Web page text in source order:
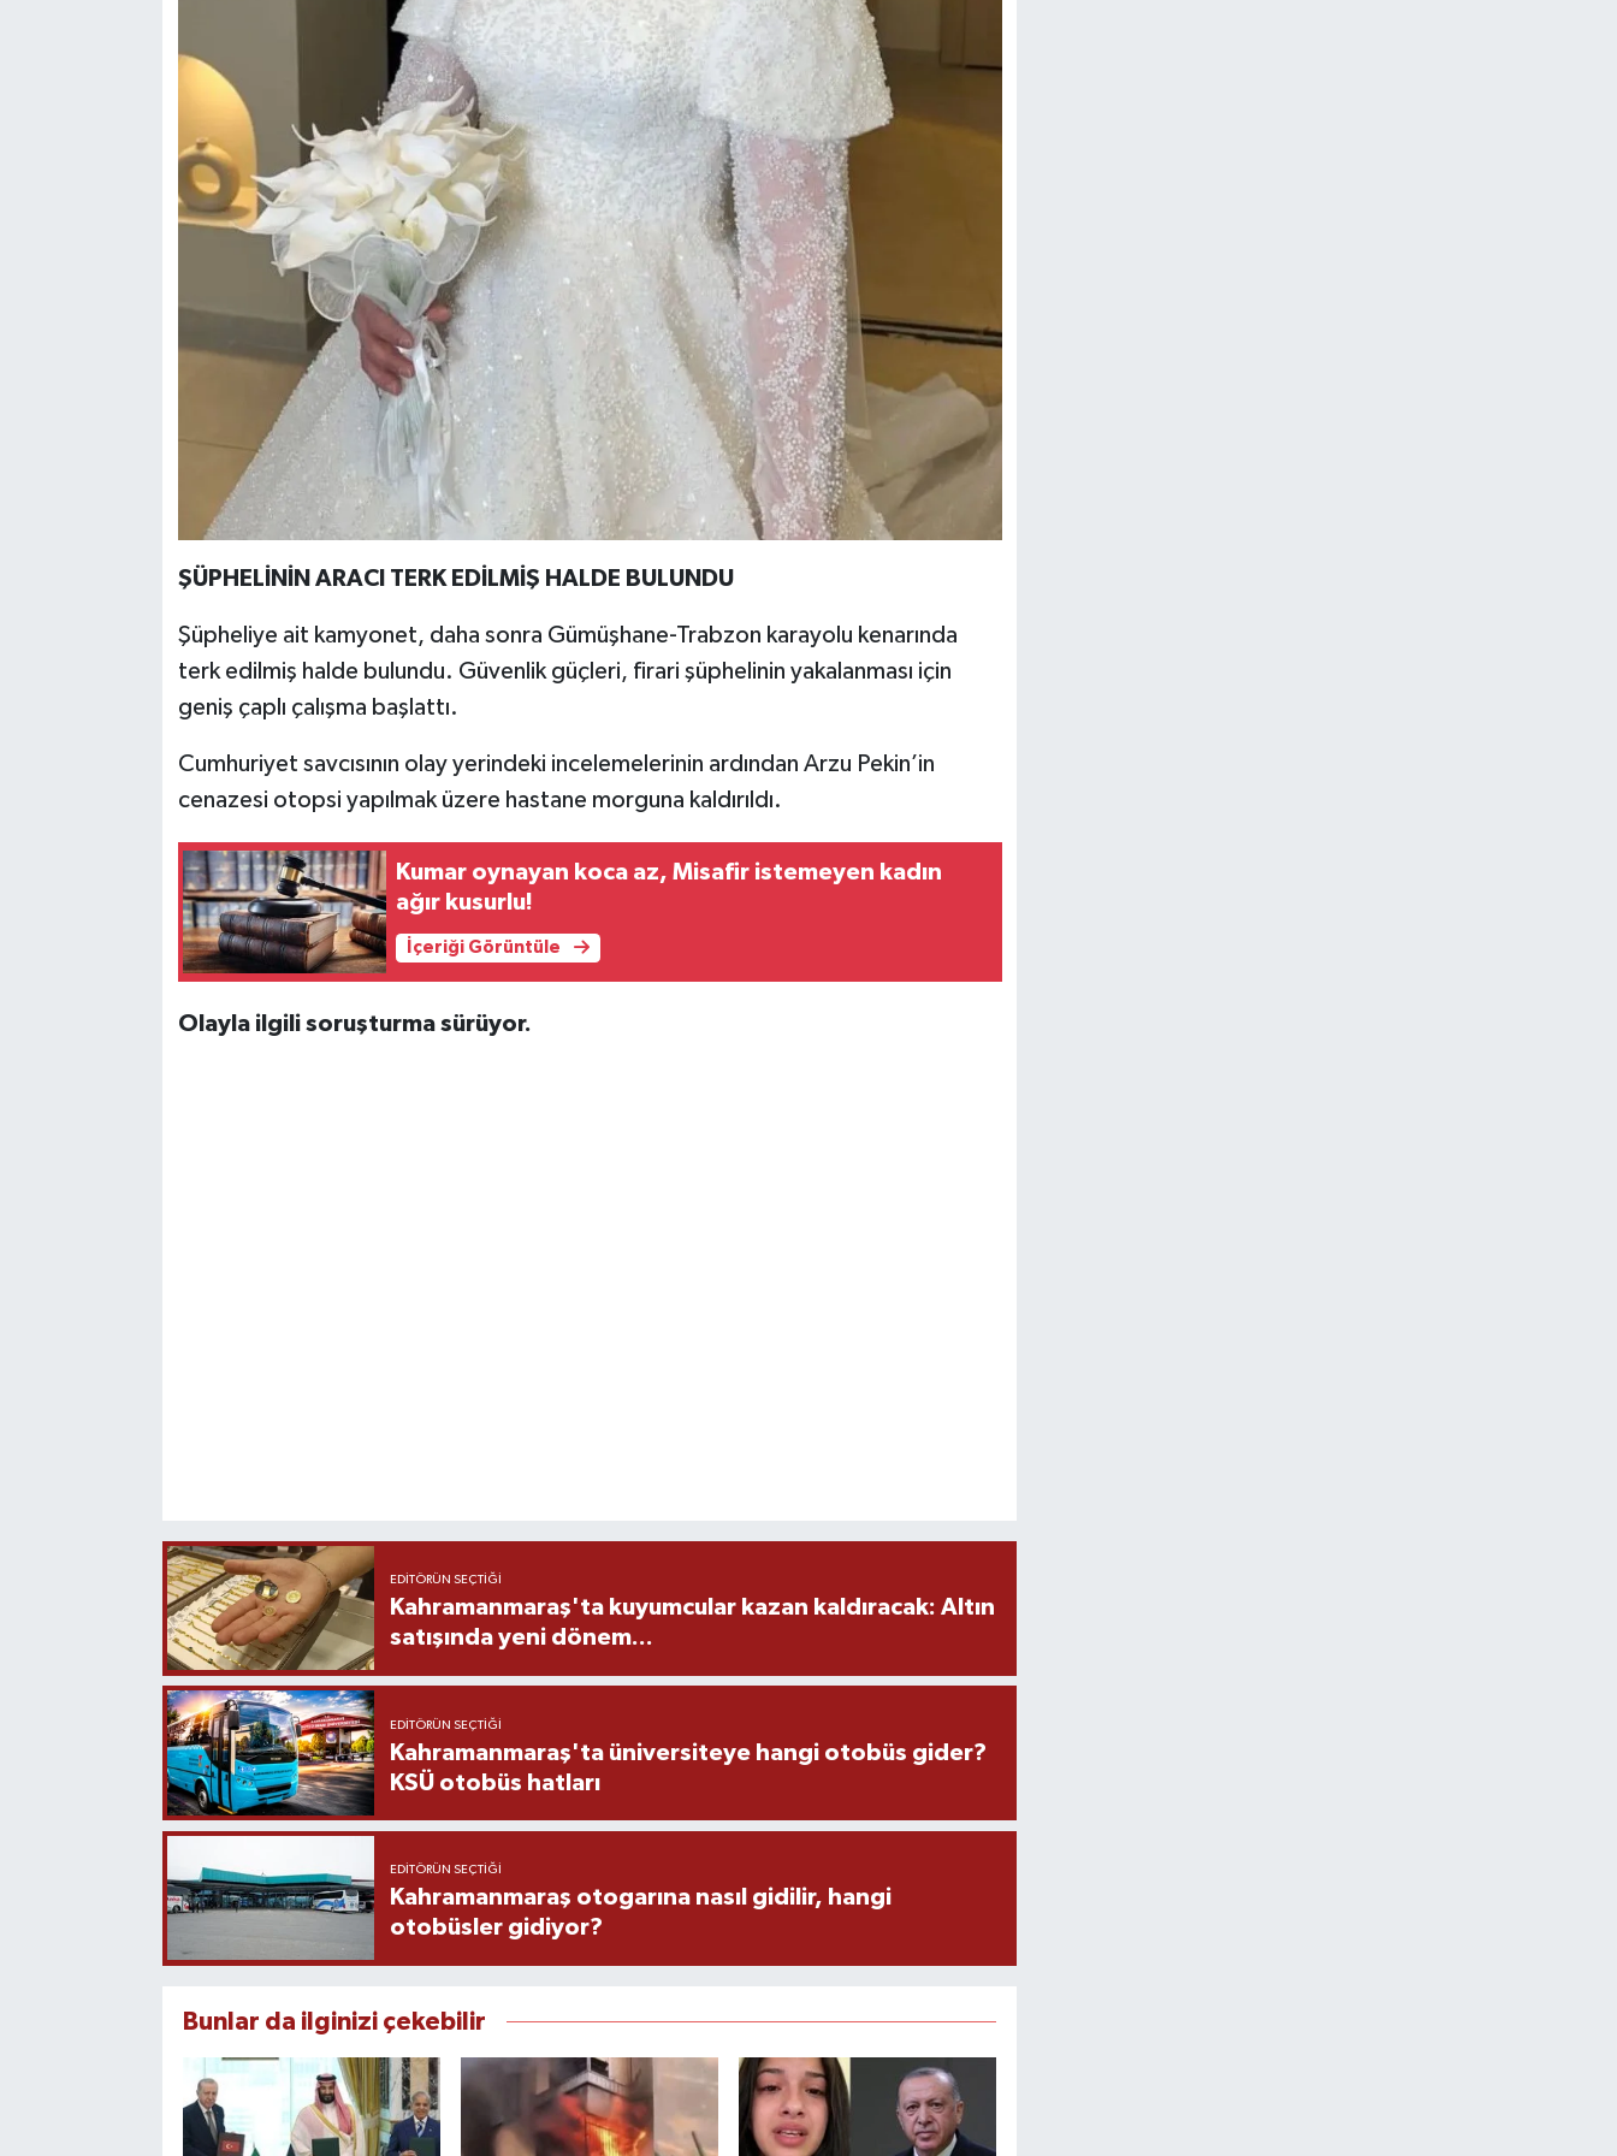
ŞÜPHELİNİN ARACI TERK EDİLMİŞ HALDE BULUNDU
Şüpheliye ait kamyonet, daha sonra Gümüşhane-Trabzon karayolu kenarında
terk edilmiş halde bulundu. Güvenlik güçleri, firari şüphelinin yakalanması için
geniş çaplı çalışma başlattı.
Cumhuriyet savcısının olay yerindeki incelemelerinin ardından Arzu Pekin’in
cenazesi otopsi yapılmak üzere hastane morguna kaldırıldı.
Kumar oynayan koca az, Misafir istemeyen kadın
ağır kusurlu!
İçeriği Görüntüle
Olayla ilgili soruşturma sürüyor.
EDITÖRÜN SEÇTIĞI
Kahramanmaraş'ta kuyumcular kazan kaldıracak: Altın
satışında yeni dönem...
EDITÖRÜN SEÇTIĞI
Kahramanmaraş'ta üniversiteye hangi otobüs gider?
KSÜ otobüs hatları
EDITÖRÜN SEÇTIĞI
Kahramanmaraş otogarına nasıl gidilir, hangi
otobüsler gidiyor?
Bunlar da ilginizi çekebilir